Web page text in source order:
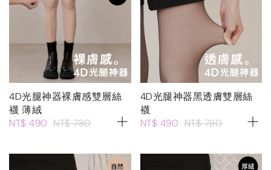
4D光腿神器裸膚感雙層絲
襪 薄絨
NT$ 490 NT$ 780
4D光腿神器黑透膚雙層絲
襪
NT$ 490 NT$ 780